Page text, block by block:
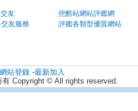
友
友服務
挖酷站網站評鑑網
評鑑各類型優質網站
網站登錄 -最新加入
Copyright © All rights reserved.